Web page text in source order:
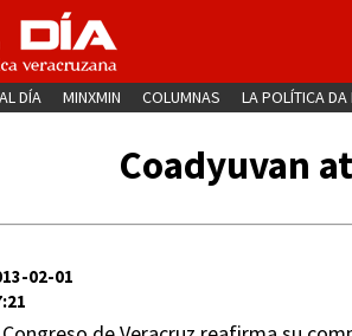
DÍA MINXMIN COLUMNAS LA POLÍTICA DA
Coadyuvan
02-01